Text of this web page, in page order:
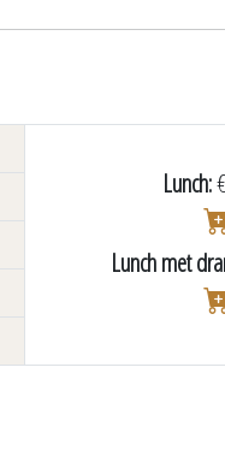
Lunch:
Lunch met